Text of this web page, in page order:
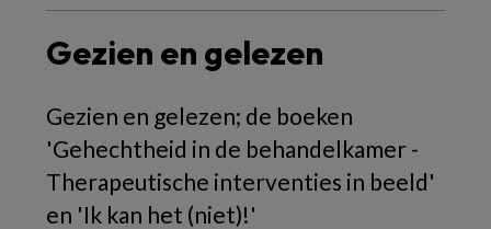
Gezien en gelezen
Gezien en gelezen; de boeken
'Gehechtheid in de behandelkamer -
Therapeutische interventies in beeld'
en 'Ik kan het (niet)!'